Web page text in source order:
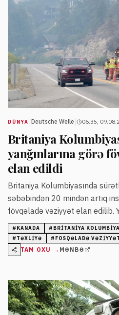
DÜNYA Deutsche Welle 06:35,
Britaniya
yanğınlarına görə
elan edildi
Britaniya Kolumbiyasında
səbəbindən 20 mindən artıq
fövqəladə vəziyyət elan edilib.
əhatə edir və təhlükə davam
# KANADA # BRITANIYA
# TƏXLIYƏ # FOSQƏLADƏ VƏZIYYƏT
TAM OXU → MƏNBƏ